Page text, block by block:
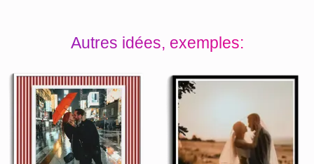
Autres idées, exemples: